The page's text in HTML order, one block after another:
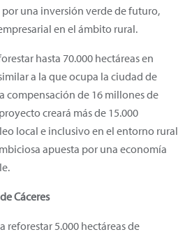
una inversión verde de futuro,
en el ámbito rural.
hasta 70.000 hectáreas en
a la que ocupa la ciudad de
compensación de 16 millones de
creará más de 15.000
local e inclusivo en el entorno rural
apuesta por una economía
Cáceres
reforestar 5.000 hectáreas de